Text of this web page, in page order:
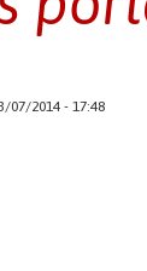
07/2014 - 17:48